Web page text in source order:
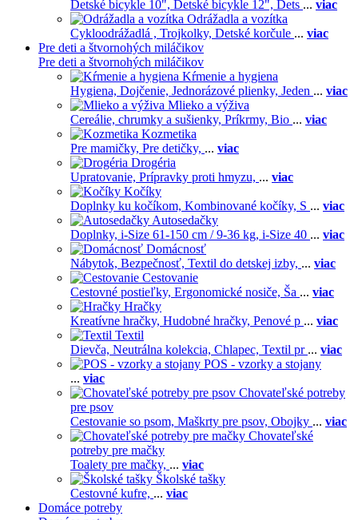
Detské bicykle 10", Detské bicykle 12", Dets ... viac
Odrážadla a vozítka
Cykloodrážadlá , Trojkolky, Detské korčule ... viac
Pre deti a štvornohých miláčikov
Pre deti a štvornohých miláčikov
Kŕmenie a hygiena
Hygiena, Dojčenie, Jednorázové plienky, Jeden ... viac
Mlieko a výživa
Cereálie, chrumky a sušienky, Príkrmy, Bio ... viac
Kozmetika
Pre mamičky, Pre detičky, ... viac
Drogéria
Upratovanie, Prípravky proti hmyzu, ... viac
Kočíky
Doplnky ku kočíkom, Kombinované kočíky, S ... viac
Autosedačky
Doplnky, i-Size 61-150 cm / 9-36 kg, i-Size 40 ... viac
Domácnosť
Nábytok, Bezpečnosť, Textil do detskej izby, ... viac
Cestovanie
Cestovné postieľky, Ergonomické nosiče, Ša ... viac
Hračky
Kreatívne hračky, Hudobné hračky, Penové p ... viac
Textil
Dievča, Neutrálna kolekcia, Chlapec, Textil pr ... viac
POS - vzorky a stojany
... viac
Chovateľské potreby
pre psov
Cestovanie so psom, Maškrty pre psov, Obojky ... viac
Chovateľské
potreby pre mačky
Toalety pre mačky, ... viac
Školské tašky
Cestovné kufre, ... viac
Domáce potreby